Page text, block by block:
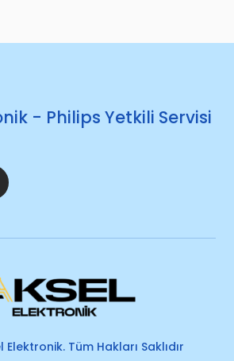
- Philips Yetkili Servisi
Tüm Hakları Saklıdır